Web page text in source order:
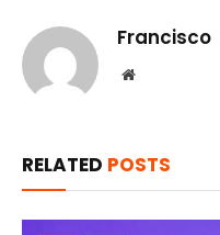
Francisco
Website
RELATED POSTS